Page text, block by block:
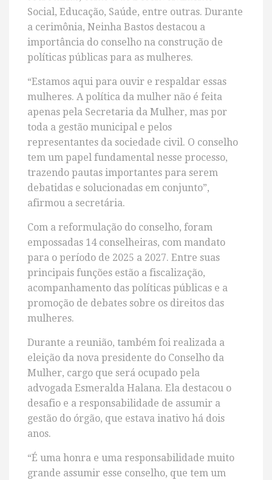
Social, Educação, Saúde, entre outras. Durante
a cerimônia, Neinha Bastos destacou a
importância do conselho na construção de
políticas públicas para as mulheres.
“Estamos aqui para ouvir e respaldar essas
mulheres. A política da mulher não é feita
apenas pela Secretaria da Mulher, mas por
toda a gestão municipal e pelos
representantes da sociedade civil. O conselho
tem um papel fundamental nesse processo,
trazendo pautas importantes para serem
debatidas e solucionadas em conjunto”,
afirmou a secretária.
Com a reformulação do conselho, foram
empossadas 14 conselheiras, com mandato
para o período de 2025 a 2027. Entre suas
principais funções estão a fiscalização,
acompanhamento das políticas públicas e a
promoção de debates sobre os direitos das
mulheres.
Durante a reunião, também foi realizada a
eleição da nova presidente do Conselho da
Mulher, cargo que será ocupado pela
advogada Esmeralda Halana. Ela destacou o
desafio e a responsabilidade de assumir a
gestão do órgão, que estava inativo há dois
anos.
“É uma honra e uma responsabilidade muito
grande assumir esse conselho, que tem um